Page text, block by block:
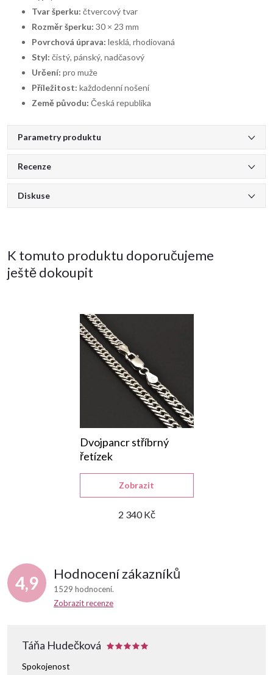
Tvar šperku: čtvercový tvar
Rozměr šperku: 30 × 23 mm
Povrchová úprava: lesklá, rhodiovaná
Styl: čistý, pánský, nadčasový
Určení: pro muže
Příležitost: každodenní nošení
Země původu: Česká republika
Parametry produktu
Recenze
Diskuse
K tomuto produktu doporučujeme
ještě dokoupit
Dvojpancr stříbrný
řetízek
2 340 Kč
Zobrazit
4,9 Hodnocení zákazníků
1529 hodnocení
Zobrazit recenze
Táňa Hudečková
Spokojenost